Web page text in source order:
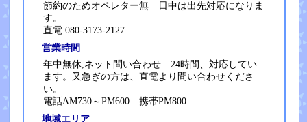
節約のためオペレター無 日中は出先対応になりま
す。
直電 080-3173-2127
営業時間
年中無休,ネット問い合わせ 24時間、対応してい
ます。又急ぎの方は、直電より問い合わせくださ
い。
電話AM730～PM600 携帯PM800
地域エリア